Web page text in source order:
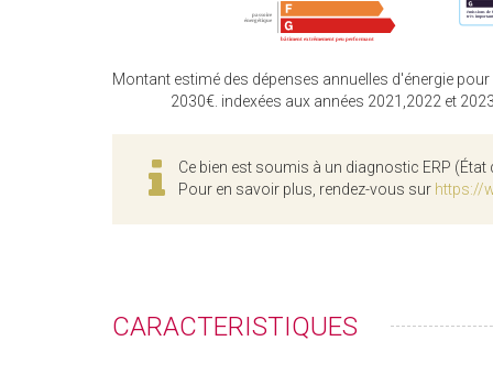
Montant estimé des dépenses annuelles d'énergie
2030€. indexées aux années 2021,2022 et
Ce bien est soumis à un diagnostic ERP
Pour en savoir plus, rendez-vous sur https://
CARACTERISTIQUES